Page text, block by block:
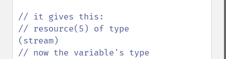
// it gives this:
// resource(5) of type
(stream)
// now the variable's type